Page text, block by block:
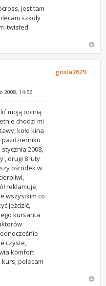
jest tam
szkoły
:twisted:
2008, 14:56
moją opinią
chodzi mi
koło kina
pażdzierniku
stycznia 2008,
, drugi 8 luty
ośrodek w
reklamuje,
wszystkim co
jeździć,
kursanta
czyste,
komfort
polecam
gosia2629